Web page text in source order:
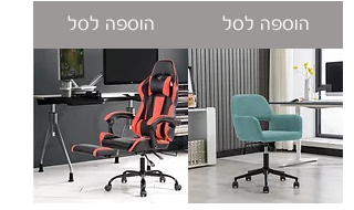
הוספה לסל הוספה לסל